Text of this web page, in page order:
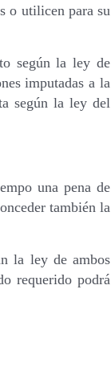
o utilicen para su
según la ley de
imputadas a la
según la ley del
una pena de
también la
la ley de ambos
requerido podrá